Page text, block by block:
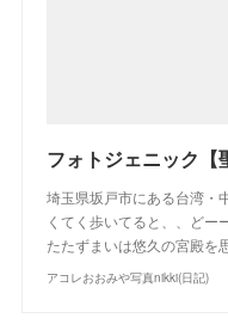
埼玉県坂戸市にある台湾・
くてく歩いてると、、どー
たたずまいは悠久の宮殿を
アコレおおみや写真nikki(日記)